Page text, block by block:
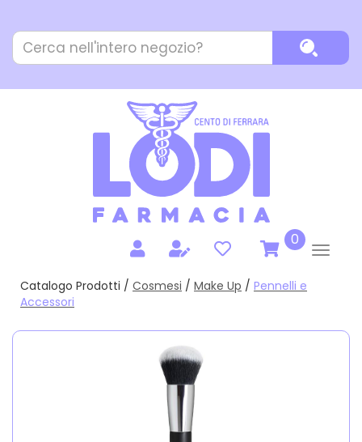
contenuto
principale
Cerca
Prodotto
0prodotti
inseriti
Catalogo Prodotti / Cosmesi / Make Up / Pennelli e
Accessori